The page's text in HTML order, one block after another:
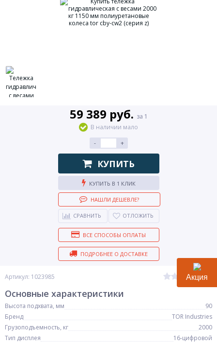
Артикул: 1023985 (0)
59 389 руб. за 1
В наличии мало
-
+
КУПИТЬ
КУПИТЬ В 1 КЛИК
НАШЛИ ДЕШЕВЛЕ?
СРАВНИТЬ ОТЛОЖИТЬ
ВСЕ СПОСОБЫ ОПЛАТЫ
ПОДРОБНЕЕ О ДОСТАВКЕ
Основные характеристики
Высота подхвата, мм
90
Бренд
TOR Industries
Грузоподъемность, кг
2000
Тип дисплея
16-цифровой
Акция